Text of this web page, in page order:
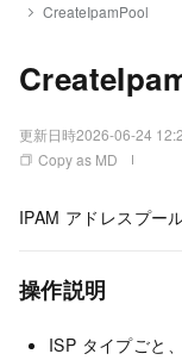
CreateIpamPool
更新日時2026-06-24
Copy as MD
IPAM アドレスプー
操作説明
ISP タイプごと